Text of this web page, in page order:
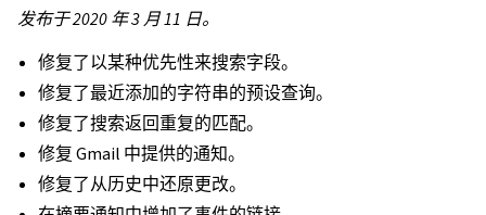
发布于 2020 年 3 月 11 日。
修复了以某种优先性来搜索字段。
修复了最近添加的字符串的预设查询。
修复了搜索返回重复的匹配。
修复 Gmail 中提供的通知。
修复了从历史中还原更改。